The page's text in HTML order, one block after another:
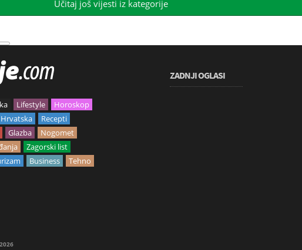
Učitaj još vijesti iz kategorije
Lifestyle
Horoskop
Hrvatska
Recepti
Glazba
Nogomet
Zagorski list
Business
Tehno
ZADNJI OGLASI